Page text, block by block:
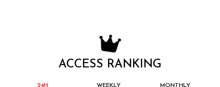
ACCESS RANKING
24H WEEKLY MONTHLY